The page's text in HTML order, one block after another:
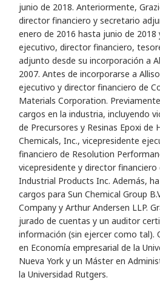
junio de 2018. Anteriormente,
director financiero y secretario
enero de 2016 hasta junio de 2018
ejecutivo, director financiero,
adjunto desde su incorporación a
2007. Antes de incorporarse a
ejecutivo y director financiero de
Materials Corporation.
cargos en la industria, incluyendo
de Precursores y Resinas Epoxi de
Chemicals, Inc., vicepresidente
financiero de Resolution
vicepresidente y director financiero
Industrial Products Inc. Además,
cargos para Sun Chemical Group
Company y Arthur Andersen LLP.
jurado de cuentas y un auditor
información (sin ejercer como tal).
en Economía empresarial de la
Nueva York y un Máster en
la Universidad Rutgers.